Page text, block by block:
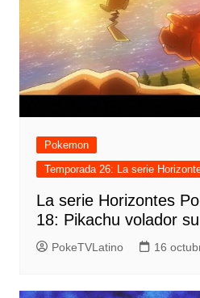
Pokemon
Temporada 26: La serie
La serie Horizontes
18: Pikachu volador
PokeTVLatino 16